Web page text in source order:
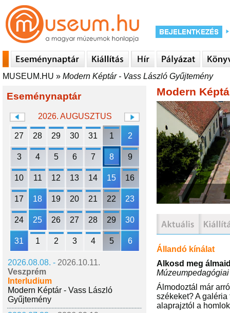
MUSEUM.HU » Modern Képtár - Vass László Gyűjtemény
Eseménynaptár
2026. AUGUSZTUS
27 28 29 30 31 1 2
3 4 5 6 7 8 9
10 11 12 13 14 15 16
17 18 19 20 21 22 23
24 25 26 27 28 29 30
31 1 2 3 4 5 6
2026.08.08. - 2026.10.11.
Veszprém
Interludium
Modern Képtár - Vass László
Gyűjtemény
Modern
Állandó kínálat
Alkosd meg
Álmodoztál már
székeket? A
alaprajztól a